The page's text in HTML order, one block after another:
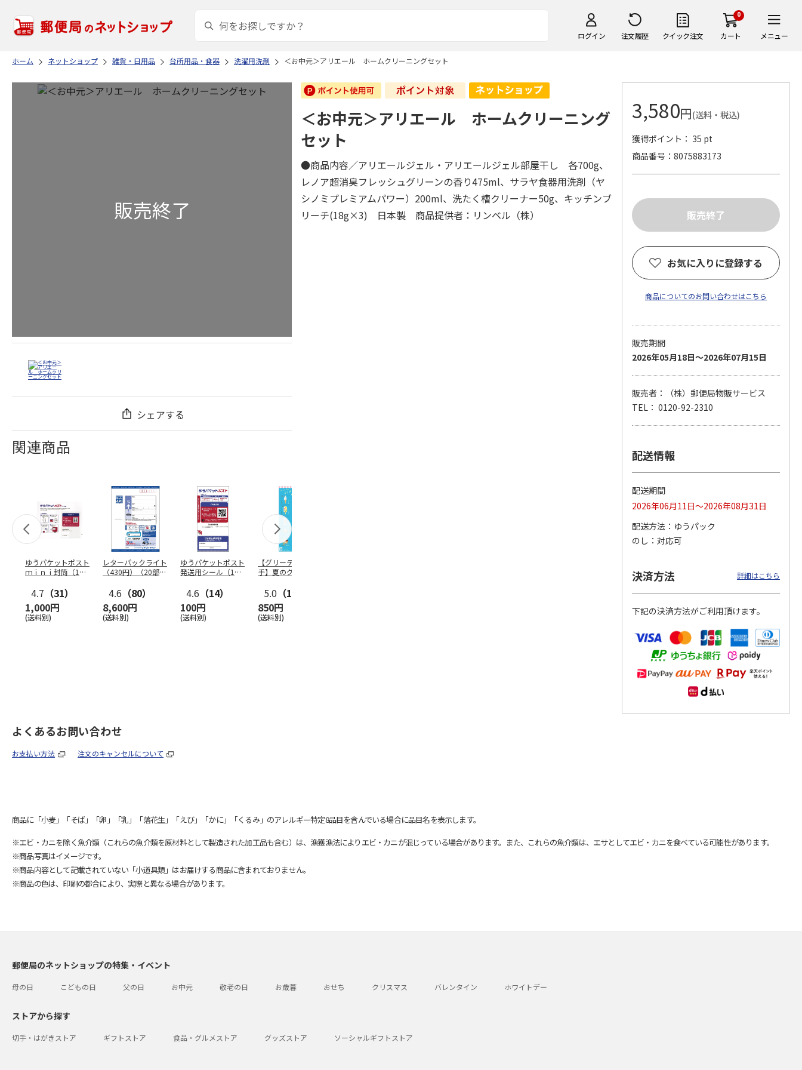
ログイン 注文履歴 クイック注文
0
カート メニュー
ホーム ネットショップ 雑貨・日用品 台所用品・食器 洗濯用洗剤 ＜お中元＞アリエール ホームクリーニングセット
シェアする
関連商品
ゆうパケットポスト
ｍｉｎｉ封筒（1個
4.7 （31）
1,000円
(送料別)
レターパックライト
（430円）（20部セ
4.6 （80）
8,600円
(送料別)
ゆうパケットポスト
発送用シール（1個
4.6 （14）
100円
(送料別)
【グリーティング切
手】夏のグリーティ
5.0 （10）
850円
(送料別)
手】グリーティング
（シンプル）（110
円…
4.8（11）
5,500円
(送料別)
通切手・千鳥（1シ
ート100枚）
4.6（7）
11,000円
(送料別)
＜お中元＞アリエール ホームクリーニング
セット
●商品内容／アリエールジェル・アリエールジェル部屋干し 各700g、
レノア超消臭フレッシュグリーンの香り475ml、サラヤ食器用洗剤（ヤ
シノミプレミアムパワー）200ml、洗たく槽クリーナー50g、キッチンブ
リーチ(18g×3) 日本製 商品提供者：リンベル（株）
3,580円(送料・税込)
獲得ポイント： 35 pt
商品番号
8075883173
お気に入りに登録する
商品についてのお問い合わせはこちら
販売期間
2026年05月18日～2026年07月15日
販売者：（株）郵便局物販サービス
TEL： 0120-92-2310
配送情報
配送期間
2026年06月11日～2026年08月31日
配送方法
ゆうパック
のし
対応可
決済方法 詳細はこちら
下記の決済方法がご利用頂けます。
よくあるお問い合わせ
お支払い方法 注文のキャンセルについて
商品に「小麦」「そば」「卵」「乳」「落花生」「えび」「かに」「くるみ」のアレルギー特定8品目を含んでいる場合に品目名を表示します。
※エビ・カニを除く魚介類（これらの魚介類を原材料として製造された加工品も含む）は、漁獲漁法によりエビ・カニが混じっている場合があります。また、これらの魚介類は、エサとしてエビ・カニを食べている可能性があります。
※商品写真はイメージです。
※商品内容として記載されていない「小道具類」はお届けする商品に含まれておりません。
※商品の色は、印刷の都合により、実際と異なる場合があります。
郵便局のネットショップの特集・イベント
母の日 こどもの日 父の日 お中元 敬老の日 お歳暮 おせち クリスマス バレンタイン ホワイトデー
ストアから探す
切手・はがきストア ギフトストア 食品・グルメストア グッズストア ソーシャルギフトストア